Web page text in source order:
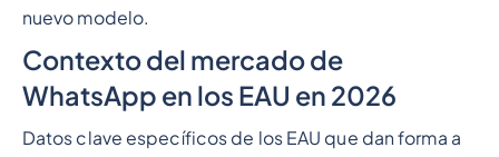
nuevo modelo.
Contexto del mercado de
WhatsApp en los EAU en 2026
Datos clave específicos de los EAU que dan forma a